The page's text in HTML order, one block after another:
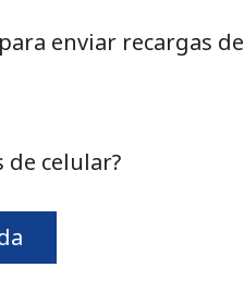
enviar recargas de
de celular?